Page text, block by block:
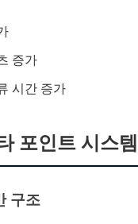
증가
시간 증가
포인트 시스
구조